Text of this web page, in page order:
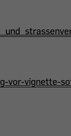
vor-vignette-